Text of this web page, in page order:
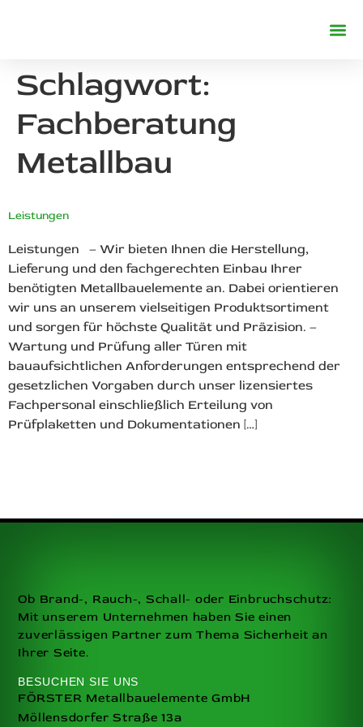
Schlagwort:
Fachberatung
Metallbau
Leistungen
Leistungen – Wir bieten Ihnen die Herstellung,
Lieferung und den fachgerechten Einbau Ihrer
benötigten Metallbauelemente an. Dabei orientieren
wir uns an unserem vielseitigen Produktsortiment
und sorgen für höchste Qualität und Präzision. –
Wartung und Prüfung aller Türen mit
bauaufsichtlichen Anforderungen entsprechend der
gesetzlichen Vorgaben durch unser lizensiertes
Fachpersonal einschließlich Erteilung von
Prüfplaketten und Dokumentationen […]
Ob Brand-, Rauch-, Schall- oder Einbruchschutz:
Mit unserem Unternehmen haben Sie einen
zuverlässigen Partner zum Thema Sicherheit an
Ihrer Seite.
BESUCHEN SIE UNS
FÖRSTER Metallbauelemente GmbH
Möllensdorfer Straße 13a